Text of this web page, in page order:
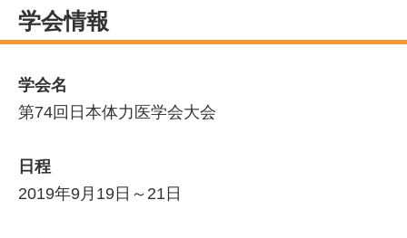
学会情報
学会名
第74回日本体力医学会大会
日程
2019年9月19日～21日